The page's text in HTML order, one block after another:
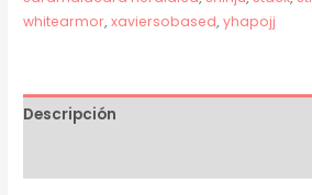
whitearmor,xaviersobased,yhapojj
Descripción